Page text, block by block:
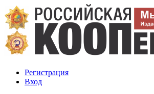
Регистрация
Вход